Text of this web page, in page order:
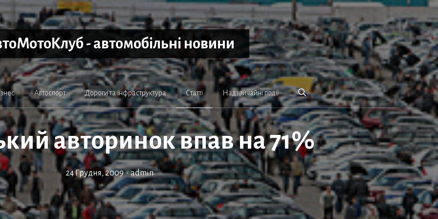
- автомобільні новини
Автоспорт Дороги та інфраструктура Статті Надзвичайні події
авторинок впав на 71%
24 Грудня, 2009 • admin